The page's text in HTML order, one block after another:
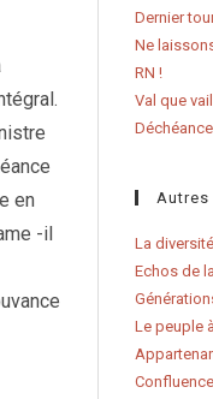
en
-il
Dernier
Ne
RN !
Val que
Déchéance
Autres
La
Echos de
Le peuple